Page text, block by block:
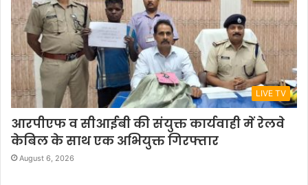
LIVE TV
आरपीएफ व सीआईबी की संयुक्त कार्यवाही में रेलवे
केबिल के साथ एक अभियुक्त गिरफ्तार
August 6, 2026